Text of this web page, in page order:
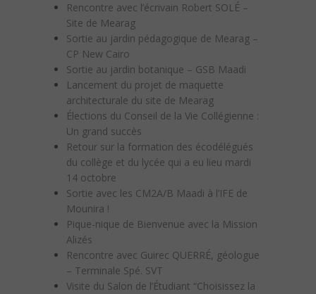
Rencontre avec l’écrivain Robert SOLÉ –
Site de Mearag
Sortie au jardin pédagogique de Mearag –
CP New Cairo
Sortie au jardin botanique – GSB Maadi
Lancement du projet de maquette
architecturale du site de Mearag
Élections du Conseil de la Vie Collégienne :
Un grand succès
Retour sur la formation des écodélégués
du collège et du lycée qui a eu lieu mardi
14 octobre
Sortie avec les CM2A/B Maadi à l’IFE de
Mounira !
Pique-nique de Bienvenue avec la Mission
Alizés
Rencontre avec Guirec QUERRÉ, géologue
– Terminale Spé. SVT
Visite du Salon de l’Étudiant “Choisissez la